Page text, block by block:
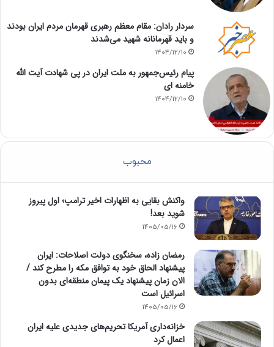
سردار رادان: مقام معظم رهبری قهرمان مردم ایران بودند
و باید قهرمانانه شهید می‌شدند
1404/12/10
پیام رئیس‌جمهور به ملت ایران در پی شهادت آیت الله
خامنه ای
1404/12/10
محبوب
واکنش بقایی به اظهارات اخیر ترامپ؛ اول پیروز
شوید بعد!
1405/05/16
رمضان زاده، سخنگوی دولت اصلاحات: ایران
پیشنهاد الحاق خود به توافق مکه را مطرح کند /
الان زمان پیشنهاد یک پیمان منطقه‌ای بدون
اسرائیل است
1405/05/16
خزانه‌داری آمریکا تحریم‌های جدیدی علیه ایران
اعمال کرد